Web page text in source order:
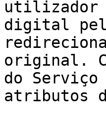
utilizador
digital
original.
do
atributos